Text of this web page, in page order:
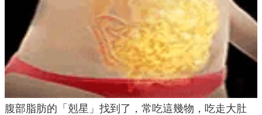
腹部脂肪的「剋星」找到了，常吃這幾物，吃走大肚